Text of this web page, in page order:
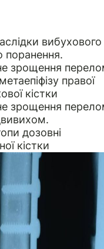
поранення.
зрощення
правої
кістки
зрощення
дозовні
кістки